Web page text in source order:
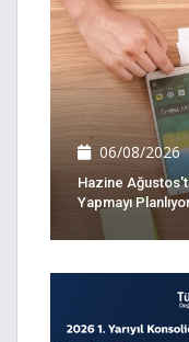
06/08/2026
Hazine
Yapmayı